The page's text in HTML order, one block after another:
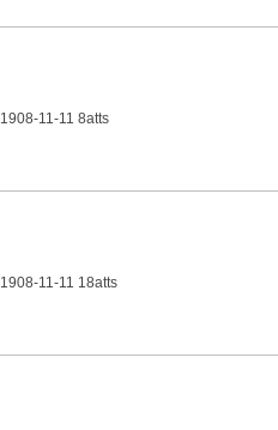
1908-11-11 8atts
1908-11-11 18atts